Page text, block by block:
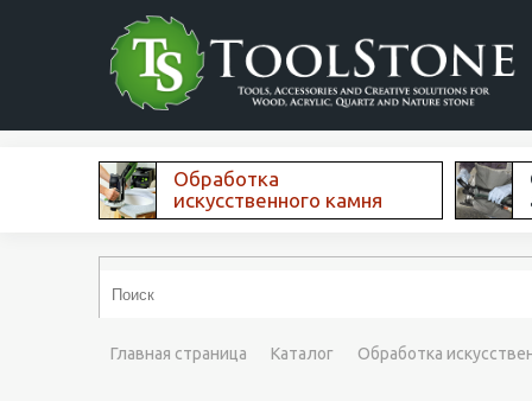
Обработка
искусственного камня
Главная страница Каталог Обработка